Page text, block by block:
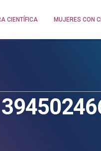
CIENTÍFICA MUJERES CON